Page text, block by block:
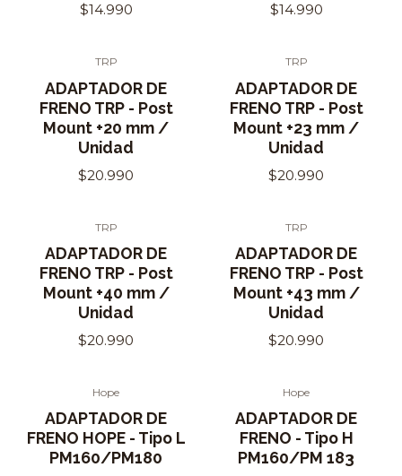
$14.990 $14.990
TRP
ADAPTADOR DE
FRENO TRP - Post
Mount +20 mm /
Unidad
$20.990
TRP
ADAPTADOR DE
FRENO TRP - Post
Mount +23 mm /
Unidad
$20.990
TRP
ADAPTADOR DE
FRENO TRP - Post
Mount +40 mm /
Unidad
$20.990
TRP
ADAPTADOR DE
FRENO TRP - Post
Mount +43 mm /
Unidad
$20.990
Hope
ADAPTADOR DE
FRENO HOPE - Tipo L
PM160/PM180
Hope
ADAPTADOR DE
FRENO - Tipo H
PM160/PM 183